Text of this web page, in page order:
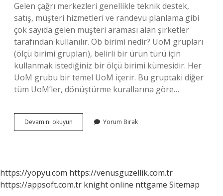
Gelen çağrı merkezleri genellikle teknik destek,
satış, müşteri hizmetleri ve randevu planlama gibi
çok sayıda gelen müşteri araması alan şirketler
tarafından kullanılır. Ob birimi nedir? UoM grupları
(ölçü birimi grupları), belirli bir ürün türü için
kullanmak istediğiniz bir ölçü birimi kümesidir. Her
UoM grubu bir temel UoM içerir. Bu gruptaki diğer
tüm UoM’ler, dönüştürme kurallarına göre…
Devamını okuyun
Merkezi
Yorum Bırak
https://yopyu.com https://venusguzellik.com.tr
https://appsoft.com.tr knight online nttgame Sitemap